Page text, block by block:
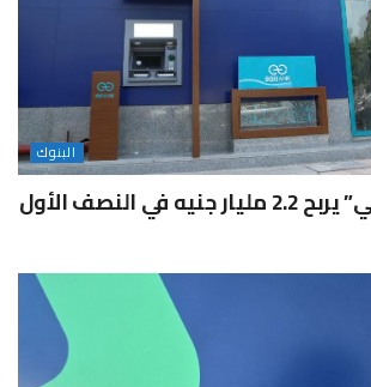
البنوك
النصف الأول